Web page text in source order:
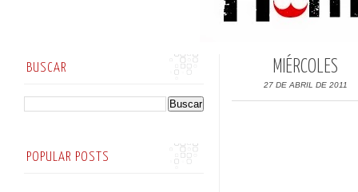
MIÉRCOLES
27 DE ABRIL DE 2011
BUSCAR
POPULAR POSTS